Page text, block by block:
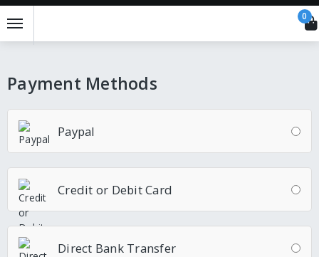
0
Payment Methods
Paypal
Credit or Debit Card
Direct Bank Transfer